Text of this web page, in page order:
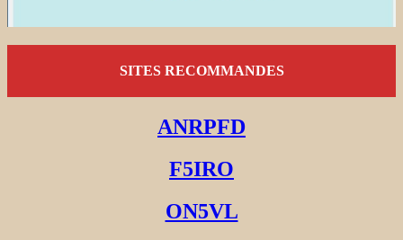
SITES RECOMMANDES
ANRPFD
F5IRO
ON5VL